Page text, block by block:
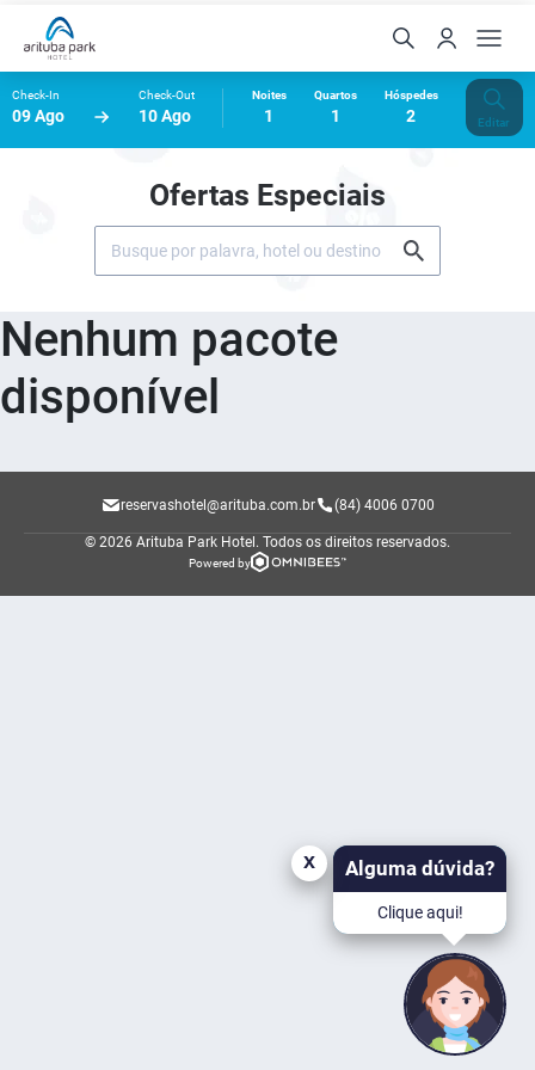
Check-In
09 Ago
Check-Out
10 Ago
Noites
1
Quartos
1
Hóspedes
2 Editar
Ofertas Especiais
Nenhum pacote
disponível
reservashotel@arituba.com.br (84) 4006 0700
© 2026 Arituba Park Hotel. Todos os direitos reservados.
Powered by
Alguma dúvida?
Clique aqui!
x